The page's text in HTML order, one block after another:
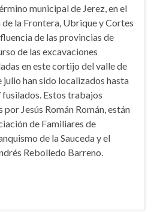
municipal de Jerez, en el
la Frontera, Ubrique y Cortes
de las provincias de
de las excavaciones
en este cortijo del valle de
julio han sido localizados hasta
Estos trabajos
Jesús Román Román, están
de Familiares de
de la Sauceda y el
Rebolledo Barreno.